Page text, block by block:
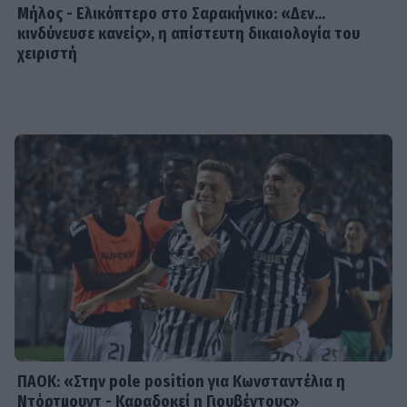
μύτη, με όλα»
ατύχημα: Στο σπίτι με δεμένο χέρι
και μήνυμα αποκατάστασης
SHOWBIZ
Έλλη Κοκκίνου: Η εντυπωσιακή πόζα
με ολόσωμο μαγιό σε πισίνα στην
Κύθνο που μαγνήτισε τα βλέμματα
Μήλος - Ελικόπτερο στο Σαρακήνικο: «Δεν...
κινδύνευσε κανείς», η απίστευτη δικαιολογία του
χειριστή
ΠΑΟΚ: «Στην pole position για Κωνσταντέλια η
Ντόρτμουντ - Καραδοκεί η Γιουβέντους»